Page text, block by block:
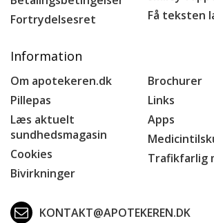
Fortrydelsesret
Få teksten
Information
Om apotekeren.dk
Pillepas
Læs aktuelt
sundhedsmagasin
Cookies
Bivirkninger
Brochurer
Links
Apps
Trafikfarlig
KONTAKT@APOTEKEREN.DK